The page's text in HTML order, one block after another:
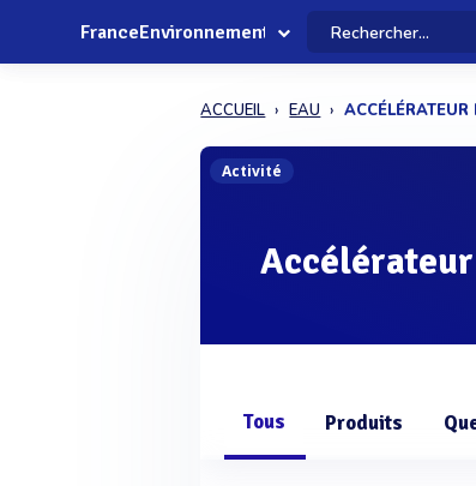
FranceEnvironnement
ACCUEIL EAU
Activité
Tous Produits